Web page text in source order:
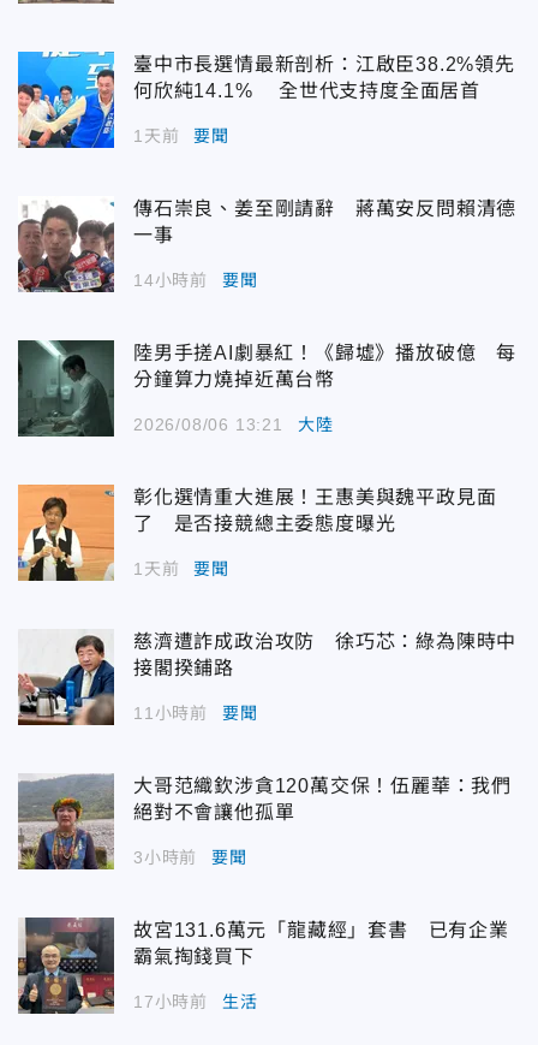
臺中市長選情最新剖析：江啟臣38.2%領先
何欣純14.1% 全世代支持度全面居首
1天前 要聞
傳石崇良、姜至剛請辭 蔣萬安反問賴清德
一事
14小時前 要聞
陸男手搓AI劇暴紅！《歸墟》播放破億 每
分鐘算力燒掉近萬台幣
2026/08/06 13:21 大陸
彰化選情重大進展！王惠美與魏平政見面
了 是否接競總主委態度曝光
1天前 要聞
慈濟遭詐成政治攻防 徐巧芯：綠為陳時中
接閣揆鋪路
11小時前 要聞
大哥范織欽涉貪120萬交保！伍麗華：我們
絕對不會讓他孤單
3小時前 要聞
故宮131.6萬元「龍藏經」套書 已有企業
霸氣掏錢買下
17小時前 生活